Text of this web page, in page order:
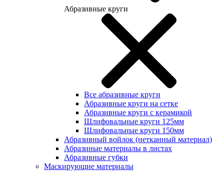
Абразивные круги
Все абразивные круги
Абразивные круги на сетке
Абразивные круги с керамикой
Шлифовальные круги 125мм
Шлифовальные круги 150мм
Абразивный войлок (нетканный материал)
Абразиные материалы в листах
Абразивные губки
Маскирующие материалы